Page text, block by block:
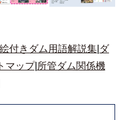
絵付きダム用語解説集 ダ
マップ| 所管ダム関係機